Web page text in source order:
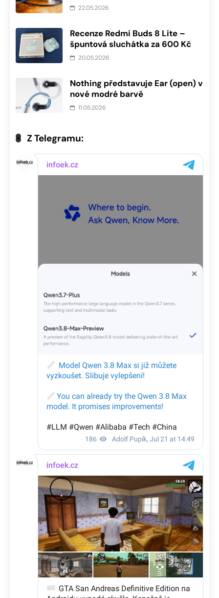
22.05.2026
Recenze Redmi Buds 8 Lite –
špuntová sluchátka za 600 Kč
20.05.2026
Nothing představuje Ear (open) v
nové modré barvě
11.05.2026
Z Telegramu: